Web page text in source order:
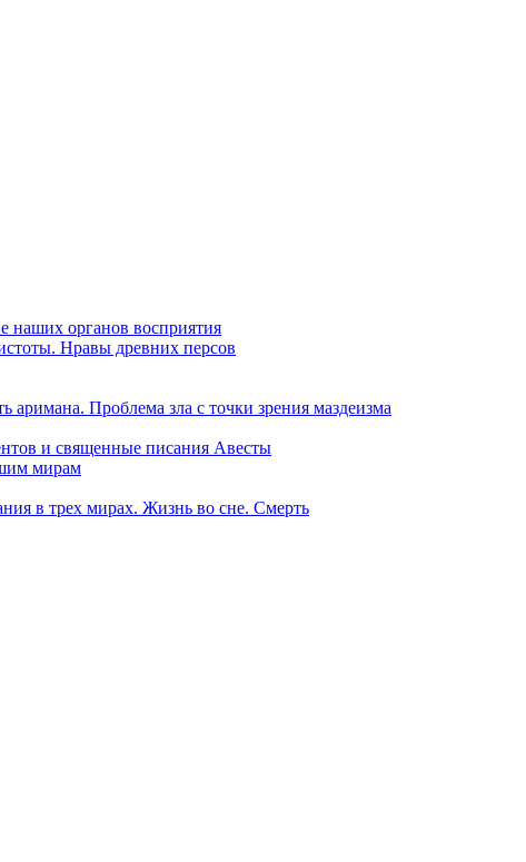
наших органов восприятия
Нравы древних персов
Проблема зла с точки зрения маздеизма
и священные писания Авесты
мирам
в трех мирах. Жизнь во сне. Смерть